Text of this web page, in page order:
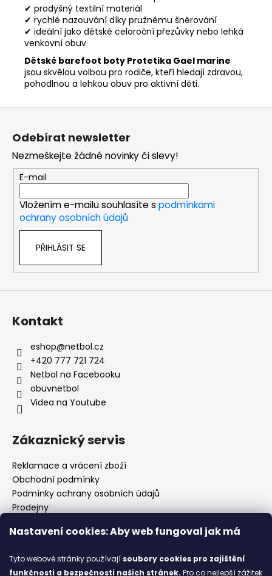
Nastavení cookies: Aby web fungoval jak má
Tyto webové stránky používají soubory cookies pro zajištění
funkčnosti a bezpečnosti našich stránek. Pro co nejlepší zážitek
✔ prodyšný textilní materiál
✔ rychlé nazouvání díky pružnému šněrování
✔ ideální jako dětské celoroční přezůvky nebo lehká
venkovní obuv
Dětské barefoot boty Protetika Gael marine
jsou skvělou volbou pro rodiče, kteří hledají zdravou,
pohodlnou a lehkou obuv pro aktivní děti.
Odebírat newsletter
Nezmeškejte žádné novinky či slevy!
E-mail
Vložením e-mailu souhlasíte s podmínkami
ochrany osobních údajů
PŘIHLÁSIT SE
Kontakt
eshop@netbol.cz
+420 777 721 724
Netbol na Facebooku
obuvnetbol
Videa na Youtube
Zákaznický servis
Reklamace a vrácení zboží
Obchodní podmínky
Podmínky ochrany osobních údajů
Prodejny
Značky